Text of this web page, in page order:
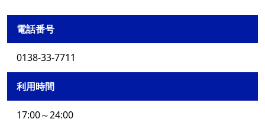
電話番号
0138-33-7711
利用時間
17:00～24:00